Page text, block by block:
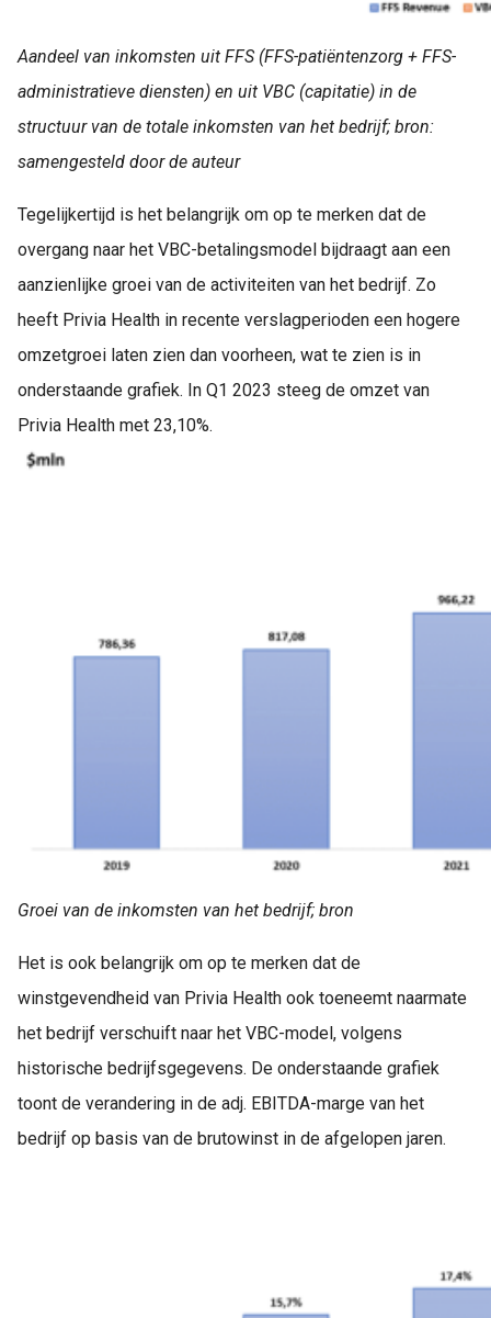
Aandeel van inkomsten uit FFS (FFS-patiëntenzorg + FFS-
administratieve diensten) en uit VBC (capitatie) in de
structuur van de totale inkomsten van het bedrijf; bron:
samengesteld door de auteur
Tegelijkertijd is het belangrijk om op te merken dat de
overgang naar het VBC-betalingsmodel bijdraagt aan een
aanzienlijke groei van de activiteiten van het bedrijf. Zo
heeft Privia Health in recente verslagperioden een hogere
omzetgroei laten zien dan voorheen, wat te zien is in
onderstaande grafiek. In Q1 2023 steeg de omzet van
Privia Health met 23,10%.
Groei van de inkomsten van het bedrijf; bron
Het is ook belangrijk om op te merken dat de
winstgevendheid van Privia Health ook toeneemt naarmate
het bedrijf verschuift naar het VBC-model, volgens
historische bedrijfsgegevens. De onderstaande grafiek
toont de verandering in de adj. EBITDA-marge van het
bedrijf op basis van de brutowinst in de afgelopen jaren.